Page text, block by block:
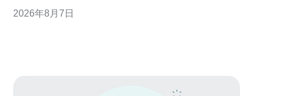
港及大中华区的企业。 为什么选择香港大带宽不限量
2026年8月7日